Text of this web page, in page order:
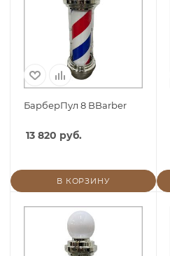
БарберПул 8 BBarber
13 820 руб.
В КОРЗИНУ